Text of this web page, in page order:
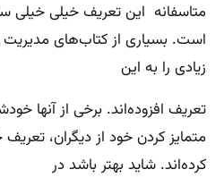
متاسفانه این تعریف خیلی خیلی
است. بسیاری از کتاب‌های مدیریت
زیادی را به این
تعریف افزوده‌اند. برخی از آنها
متمایز کردن خود از دیگران،
کرده‌اند. شاید بهتر باشد در